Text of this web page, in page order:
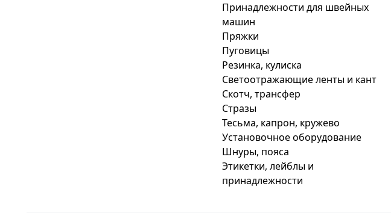
Принадлежности для швейных
машин
Пряжки
Пуговицы
Резинка, кулиска
Светоотражающие ленты и кант
Скотч, трансфер
Стразы
Тесьма, капрон, кружево
Установочное оборудование
Шнуры, пояса
Этикетки, лейблы и
принадлежности